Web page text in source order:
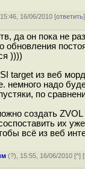
16/06/2010 [ответить
да он пока не
обновления
))))
target из веб
немного надо
по
создать
их
всё из веб
(?), 15:55, 16/06/2010 [^] [